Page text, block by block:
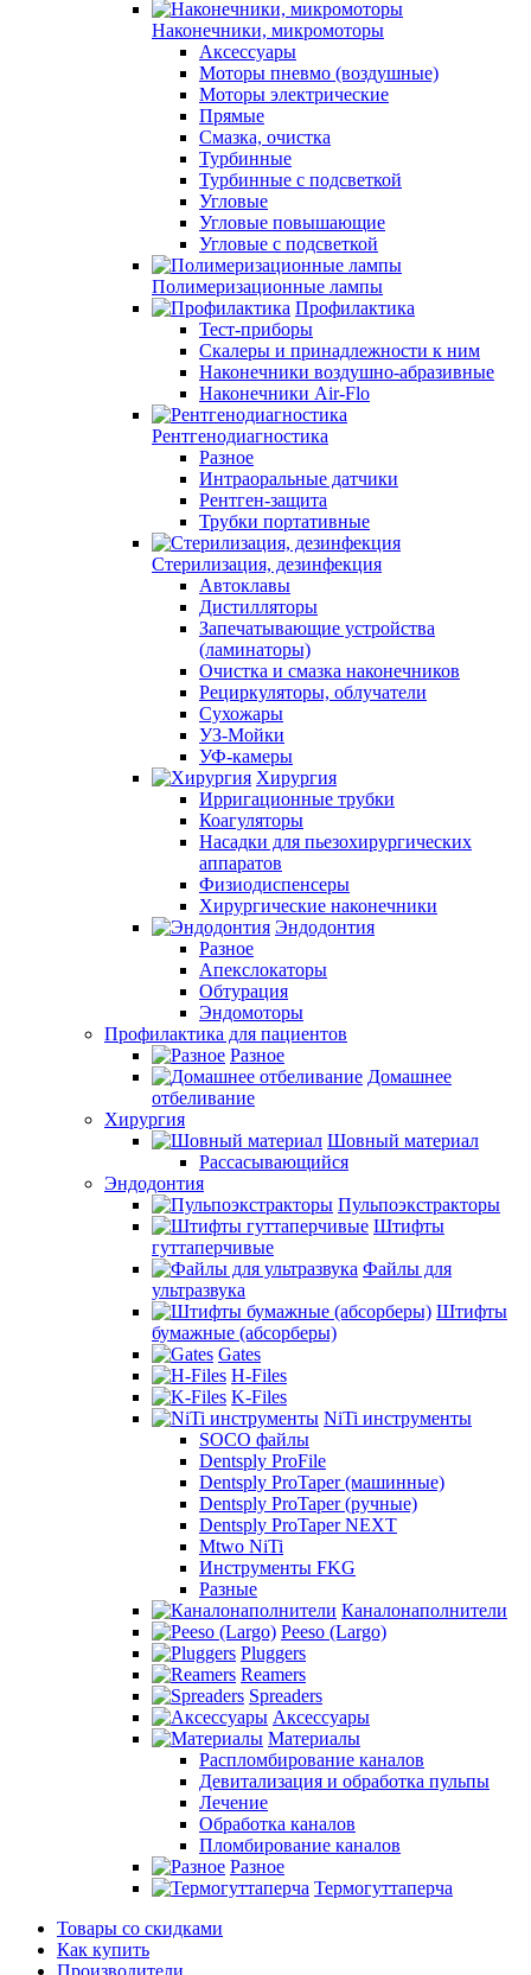
Наконечники, микромоторы
Аксессуары
Моторы пневмо (воздушные)
Моторы электрические
Прямые
Смазка, очистка
Турбинные
Турбинные с подсветкой
Угловые
Угловые повышающие
Угловые с подсветкой
Полимеризационные лампы
Профилактика
Тест-приборы
Скалеры и принадлежности к ним
Наконечники воздушно-абразивные
Наконечники Air-Flo
Рентгенодиагностика
Разное
Интраоральные датчики
Рентген-защита
Трубки портативные
Стерилизация, дезинфекция
Автоклавы
Дистилляторы
Запечатывающие устройства
(ламинаторы)
Очистка и смазка наконечников
Рециркуляторы, облучатели
Сухожары
УЗ-Мойки
УФ-камеры
Хирургия
Ирригационные трубки
Коагуляторы
Насадки для пьезохирургических
аппаратов
Физиодиспенсеры
Хирургические наконечники
Эндодонтия
Разное
Апекслокаторы
Обтурация
Эндомоторы
Профилактика для пациентов
Разное
Домашнее
отбеливание
Хирургия
Шовный материал
Рассасывающийся
Эндодонтия
Пульпоэкстракторы
Штифты
гуттаперчивые
Файлы для
ультразвука
Штифты
бумажные (абсорберы)
Gates
H-Files
K-Files
NiTi инструменты
SOCO файлы
Dentsply ProFile
Dentsply ProTaper (машинные)
Dentsply ProTaper (ручные)
Dentsply ProTaper NEXT
Mtwo NiTi
Инструменты FKG
Разные
Каналонаполнители
Peeso (Largo)
Pluggers
Reamers
Spreaders
Аксессуары
Материалы
Распломбирование каналов
Девитализация и обработка пульпы
Лечение
Обработка каналов
Пломбирование каналов
Разное
Термогуттаперча
Товары со скидками
Как купить
Производители